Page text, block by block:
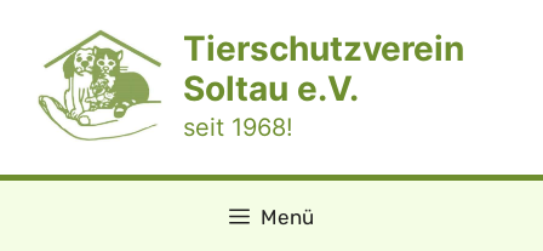
springen
Tierschutzverein
Soltau e.V.
seit 1968!
Menü